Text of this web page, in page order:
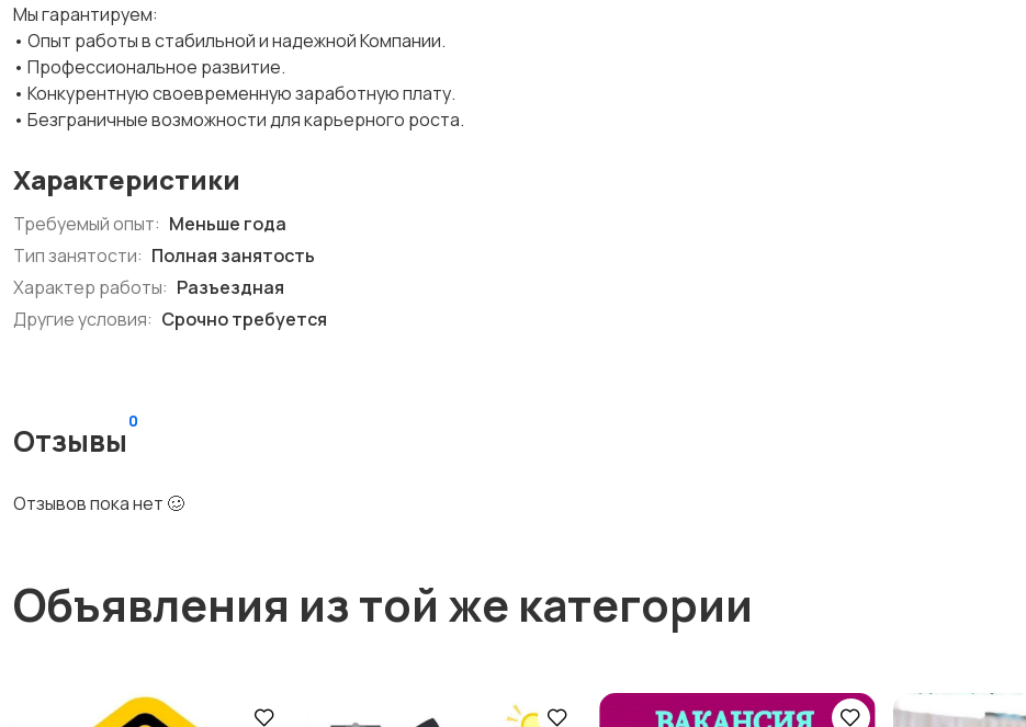
Мы гарантируем:
• Опыт работы в стабильной и надежной Компании.
• Профессиональное развитие.
• Конкурентную своевременную заработную плату.
• Безграничные возможности для карьерного роста.
Характеристики
Требуемый опыт: Меньше года
Тип занятости: Полная занятость
Характер работы: Разъездная
Другие условия: Срочно требуется
Отзывы
0
Отзывов пока нет 🥴
Объявления из той же категории